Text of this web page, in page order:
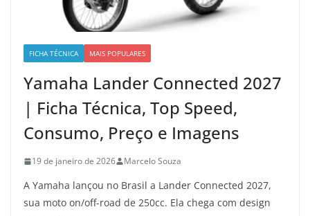
FICHA TÉCNICA MAIS POPULARES
Yamaha Lander Connected 2027
| Ficha Técnica, Top Speed,
Consumo, Preço e Imagens
19 de janeiro de 2026 Marcelo Souza
A Yamaha lançou no Brasil a Lander Connected 2027,
sua moto on/off-road de 250cc. Ela chega com design